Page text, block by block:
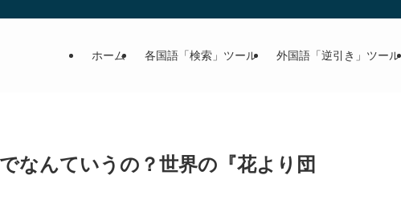
ホーム 各国語「検索」ツール 外国語「逆引き」ツール
なんていうの？世界の『花より団